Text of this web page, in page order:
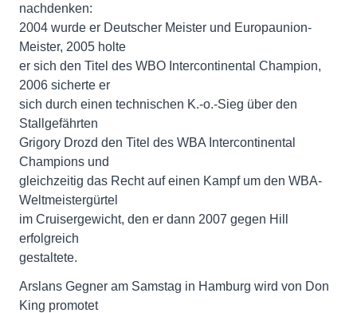
nachdenken:
2004 wurde er Deutscher Meister und Europaunion-
Meister, 2005 holte
er sich den Titel des WBO Intercontinental Champion,
2006 sicherte er
sich durch einen technischen K.-o.-Sieg über den
Stallgefährten
Grigory Drozd den Titel des WBA Intercontinental
Champions und
gleichzeitig das Recht auf einen Kampf um den WBA-
Weltmeistergürtel
im Cruisergewicht, den er dann 2007 gegen Hill
erfolgreich
gestaltete.
Arslans Gegner am Samstag in Hamburg wird von Don
King promotet